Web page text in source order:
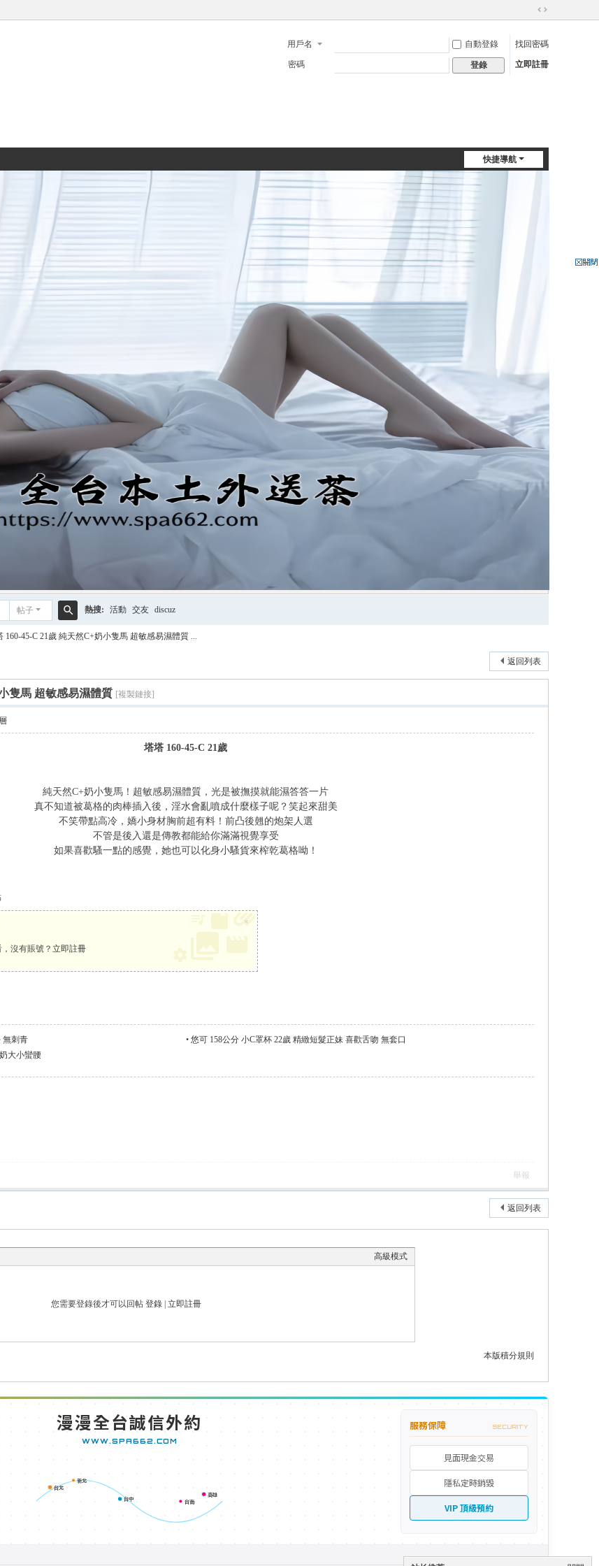
切
到
寬
版
用戶名 自動登錄 找回密碼
密碼 登錄 立即註冊
快捷導航
帖子
搜
熱搜: 活動 交友 discuz
160-45-C 21歲 純天然C+奶小隻馬 超敏感易濕體質 ...
返回列表
隻馬 超敏感易濕體質 [複製鏈接]
塔塔 160-45-C 21歲
純天然C+奶小隻馬！超敏感易濕體質，光是被撫摸就能濕答答一片
真不知道被葛格的肉棒插入後，淫水會亂噴成什麼樣子呢？笑起來甜美
不笑帶點高冷，嬌小身材胸前超有料！前凸後翹的炮架人選
不管是後入還是傳教都能給你滿滿視覺享受
如果喜歡騷一點的感覺，她也可以化身小騷貨來榨乾葛格呦！
沒有賬號？ 立即註冊
×
無刺青 • 悠可 158公分 小C罩杯 22歲 精緻短髮正妹 喜歡舌吻 無套口
大小蠻腰
舉報
返回列表
高級模式
您需要登錄後才可以回帖 登錄 立即註冊
本版積分規則
漫漫全台誠信外約
WWW.SPA662.COM
台北
新北
台中 台南
高雄
服務保障 SECURITY
見面現金交易
隱私定時銷毀
VIP 頂級預約